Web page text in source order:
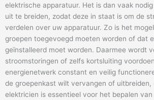
elektrische apparatuur. Het is dan vaak
uit te breiden, zodat deze in staat is om de
verdelen over uw apparatuur. Zo is het
groepen toegevoegd moeten worden of dat
geïnstalleerd moet worden. Daarmee wordt
stroomstoringen of zelfs kortsluiting
energienetwerk constant en veilig
de groepenkast wilt vervangen of uitbreiden,
elektricien is essentieel voor het bepalen van